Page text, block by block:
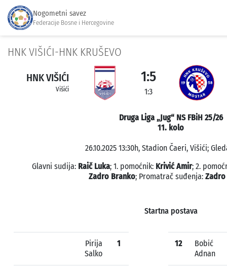
Nogometni savez
Federacije Bosne i Hercegovine
HNK VIŠIĆI-HNK KRUŠEVO
HNK VIŠIĆI
Višići
1:5
1:3
Druga Liga „Jug“ NS FBiH 25/26
11. kolo
26.10.2025 13:30h, Stadion Čaeri, Višići;
Glavni sudija: Raič Luka; 1. pomoćnik: Krivić Amir; 2.
Zadro Branko; Promatrač suđenja:
Startna postava
Pirija
Salko
1 12
Bobić
Adnan